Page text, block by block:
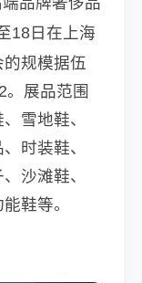
18日在上海
规模据伍
。展品范围
雪地鞋、
时装鞋、
沙滩鞋、
鞋等。